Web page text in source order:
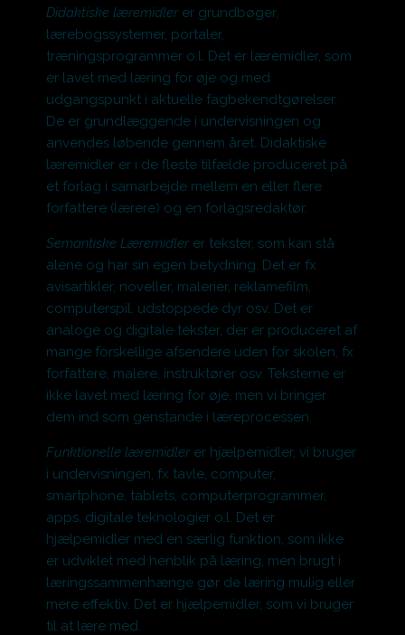
Didaktiske læremidler er grundbøger,
lærebogssystemer, portaler,
træningsprogrammer o.l. Det er læremidler, som
er lavet med læring for øje og med
udgangspunkt i aktuelle fagbekendtgørelser.
De er grundlæggende i undervisningen og
anvendes løbende gennem året. Didaktiske
læremidler er i de fleste tilfælde produceret på
et forlag i samarbejde mellem en eller flere
forfattere (lærere) og en forlagsredaktør.
Semantiske Læremidlerer tekster, som kan stå
alene og har sin egen betydning. Det er fx
avisartikler, noveller, malerier, reklamefilm,
computerspil, udstoppede dyr osv. Det er
analoge og digitale tekster, der er produceret af
mange forskellige afsendere uden for skolen, fx
forfattere, malere, instruktører osv. Teksterne er
ikke lavet med læring for øje, men vi bringer
dem ind som genstande i læreprocessen.
Funktionelle læremidler er hjælpemidler, vi bruger
i undervisningen, fx tavle, computer,
smartphone, tablets, computerprogrammer,
apps, digitale teknologier o.l. Det er
hjælpemidler med en særlig funktion, som ikke
er udviklet med henblik på læring, men brugt i
læringssammenhænge gør de læring mulig eller
mere effektiv. Det er hjælpemidler, som vi bruger
til at lære med.